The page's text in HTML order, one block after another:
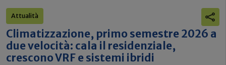
Attualità
Climatizzazione, primo semestre 2026 a
due velocità: cala il residenziale,
crescono VRF e sistemi ibridi